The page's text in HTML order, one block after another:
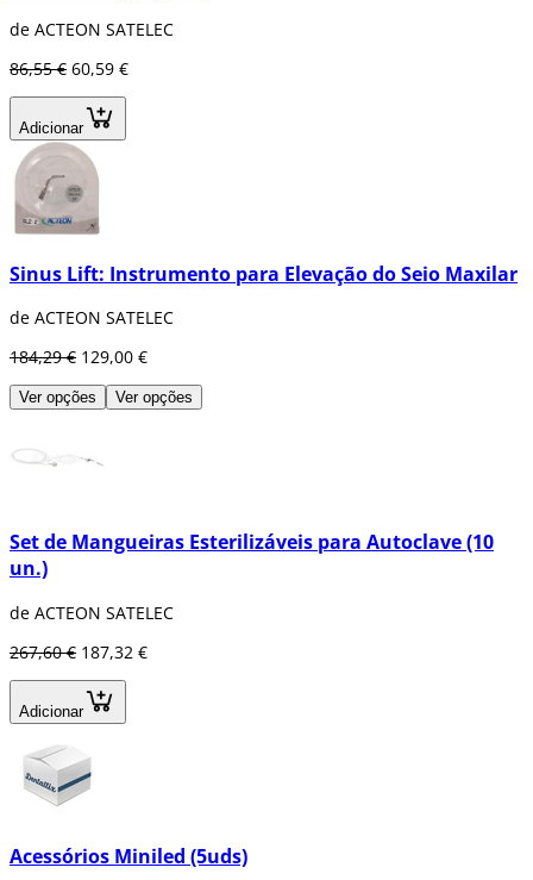
de ACTEON SATELEC
86,55 € 60,59 €
Adicionar
Sinus Lift: Instrumento para Elevação do Seio Maxilar
de ACTEON SATELEC
184,29 € 129,00 €
Ver opções Ver opções
Set de Mangueiras Esterilizáveis para Autoclave (10
un.)
de ACTEON SATELEC
267,60 € 187,32 €
Adicionar
Acessórios Miniled (5uds)